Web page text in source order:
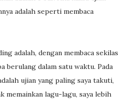
adalah seperti membaca
adalah, dengan membaca sekilas
berulang dalam satu waktu. Pada
ujian yang paling saya takuti,
memainkan lagu-lagu, saya lebih